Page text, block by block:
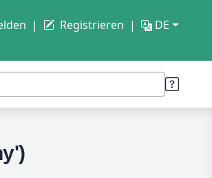
Registrieren DE